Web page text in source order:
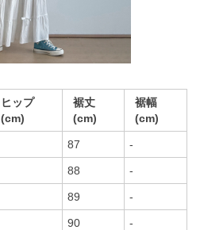
ヒップ
(cm)
裾丈
(cm)
裾幅
(cm)
87 -
88 -
89 -
90 -